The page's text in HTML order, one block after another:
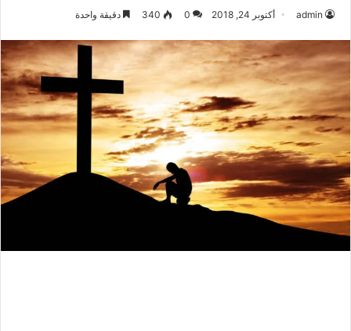
admin أكتوبر 24, 2018 0
340 دقيقة واحدة